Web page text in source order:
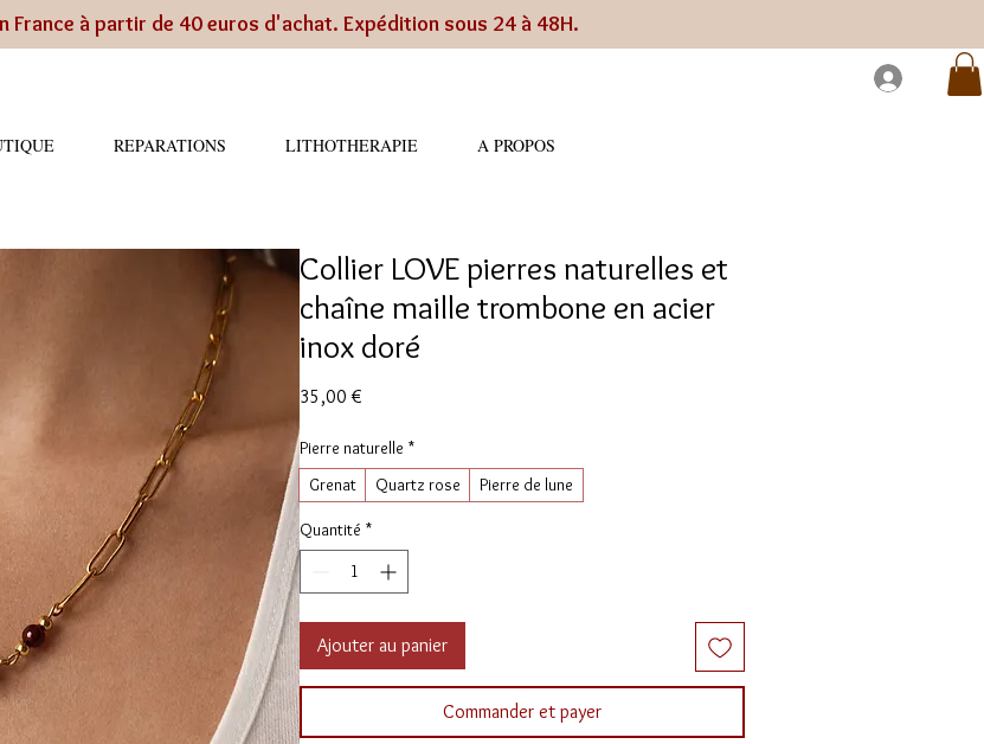
France à partir de 40 euros d'achat. Expédition sous 24 à 48H.
REPARATIONS LITHOTHERAPIE A PROPOS
Collier LOVE pierres naturelles et
chaîne maille trombone en acier
inox doré
35,00 €
Pierre naturelle *
Grenat
Quartz rose Pierre de lune
Quantité *
Ajouter au panier
Commander et payer